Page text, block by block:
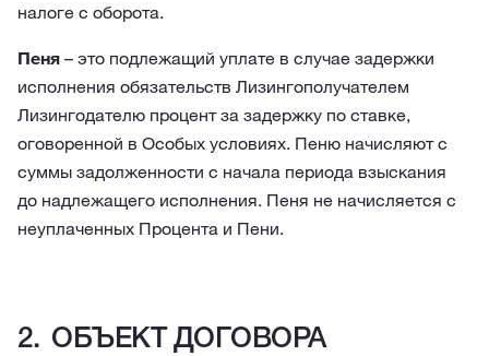
налоге с оборота.
Пеня – это подлежащий уплате в случае задержки
исполнения обязательств Лизингополучателем
Лизингодателю процент за задержку по ставке,
оговоренной в Особых условиях. Пеню начисляют с
суммы задолженности с начала периода взыскания
до надлежащего исполнения. Пеня не начисляется с
неуплаченных Процента и Пени.
ОБЪЕКТ ДОГОВОРА